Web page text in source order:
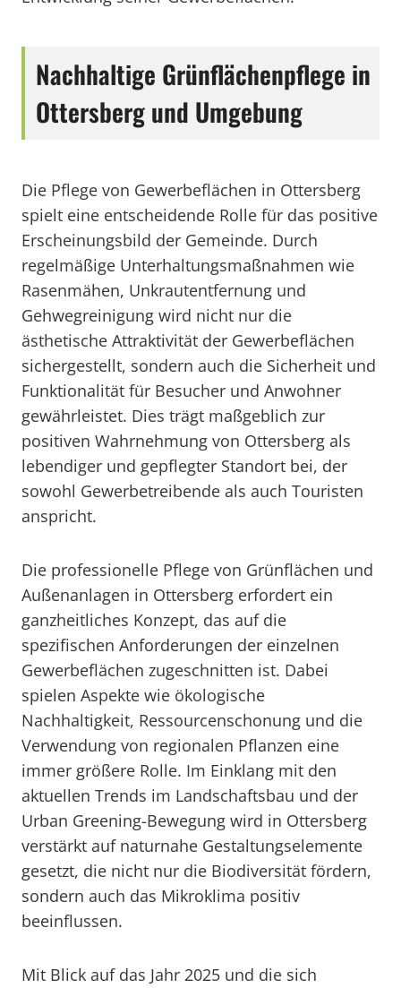
Nachhaltige Grünflächenpflege in
Ottersberg und Umgebung
Die Pflege von Gewerbeflächen in Ottersberg
spielt eine entscheidende Rolle für das positive
Erscheinungsbild der Gemeinde. Durch
regelmäßige Unterhaltungsmaßnahmen wie
Rasenmähen, Unkrautentfernung und
Gehwegreinigung wird nicht nur die
ästhetische Attraktivität der Gewerbeflächen
sichergestellt, sondern auch die Sicherheit und
Funktionalität für Besucher und Anwohner
gewährleistet. Dies trägt maßgeblich zur
positiven Wahrnehmung von Ottersberg als
lebendiger und gepflegter Standort bei, der
sowohl Gewerbetreibende als auch Touristen
anspricht.
Die professionelle Pflege von Grünflächen und
Außenanlagen in Ottersberg erfordert ein
ganzheitliches Konzept, das auf die
spezifischen Anforderungen der einzelnen
Gewerbeflächen zugeschnitten ist. Dabei
spielen Aspekte wie ökologische
Nachhaltigkeit, Ressourcenschonung und die
Verwendung von regionalen Pflanzen eine
immer größere Rolle. Im Einklang mit den
aktuellen Trends im Landschaftsbau und der
Urban Greening-Bewegung wird in Ottersberg
verstärkt auf naturnahe Gestaltungselemente
gesetzt, die nicht nur die Biodiversität fördern,
sondern auch das Mikroklima positiv
beeinflussen.
Mit Blick auf das Jahr 2025 und die sich